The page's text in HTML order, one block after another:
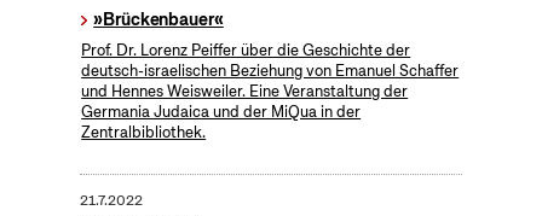
»Brückenbauer«
Prof. Dr. Lorenz Peiffer über die Geschichte der
deutsch-israelischen Beziehung von Emanuel Schaffer
und Hennes Weisweiler. Eine Veranstaltung der
Germania Judaica und der MiQua in der
Zentralbibliothek.
21.7.2022